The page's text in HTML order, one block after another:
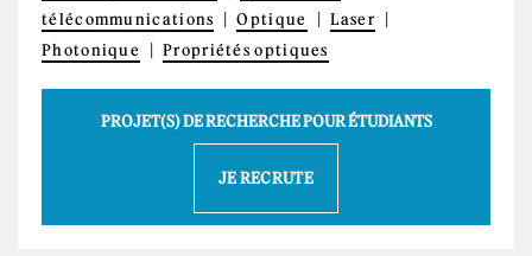
télécommunications
Optique
Laser
Photonique
Propriétés optiques
PROJET(S) DE RECHERCHE POUR ÉTUDIANTS
JE RECRUTE